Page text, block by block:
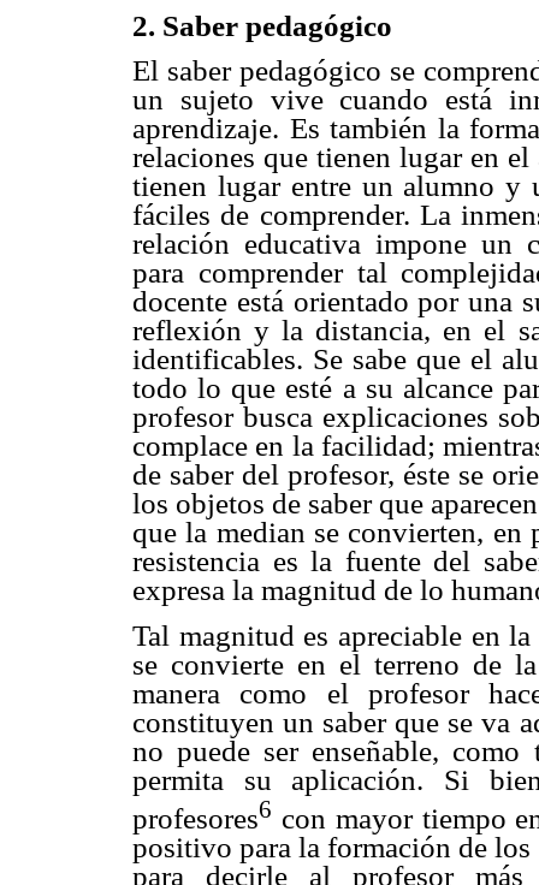
2. Saber pedagógico
El saber pedagógico se
un sujeto vive cuando está
aprendizaje. Es también la
relaciones que tienen lugar en
tienen lugar entre un alumno y
fáciles de comprender. La
relación educativa impone un
para comprender tal
docente está orientado por una
reflexión y la distancia, en el
identificables. Se sabe que el
todo lo que esté a su alcance
profesor busca explicaciones
complace en la facilidad;
de saber del profesor, éste se
los objetos de saber que
que la median se convierten,
resistencia es la fuente del
expresa la magnitud de lo
Tal magnitud es apreciable en
se convierte en el terreno de
manera como el profesor
constituyen un saber que se va
no puede ser enseñable,
permita su aplicación. Si
profesores6 con mayor tiempo
positivo para la formación de
para decirle al profesor más